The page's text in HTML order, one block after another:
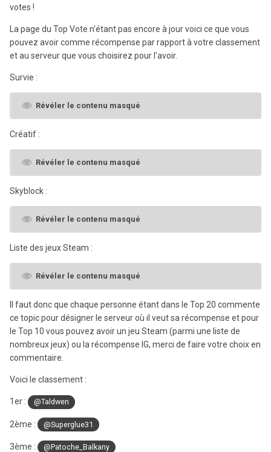
votes !
La page du Top Vote n'étant pas encore à jour voici ce que vous
pouvez avoir comme récompense par rapport à votre classement
et au serveur que vous choisirez pour l'avoir.
Survie :
Révéler le contenu masqué
Créatif :
Révéler le contenu masqué
Skyblock :
Révéler le contenu masqué
Liste des jeux Steam :
Révéler le contenu masqué
Il faut donc que chaque personne étant dans le Top 20 commente
ce topic pour désigner le serveur où il veut sa récompense et pour
le Top 10 vous pouvez avoir un jeu Steam (parmi une liste de
nombreux jeux) ou la récompense IG, merci de faire votre choix en
commentaire.
Voici le classement :
1er : @Taldwen
2ème : @Superglue31
3ème : @Patoche_Balkany